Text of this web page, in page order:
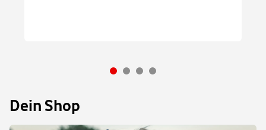
Dein Shop